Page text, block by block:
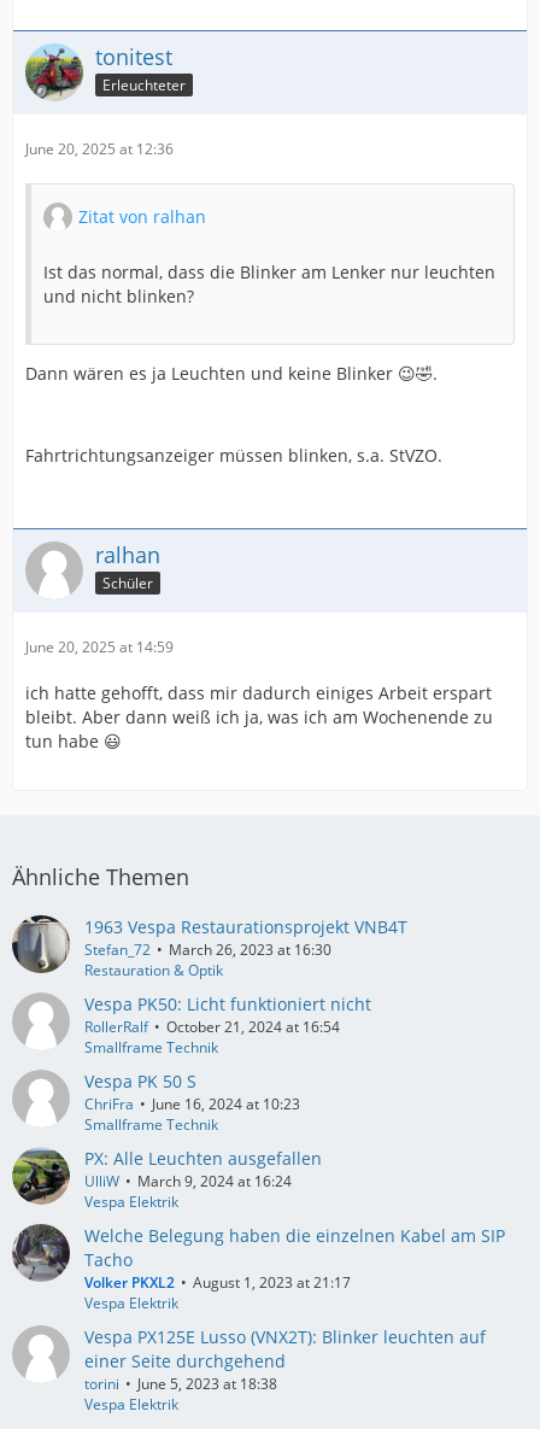
tonitest
Erleuchteter
June 20, 2025 at 12:36
Zitat von ralhan
Ist das normal, dass die Blinker am Lenker nur leuchten
und nicht blinken?
Dann wären es ja Leuchten und keine Blinker 😉🤣.
Fahrtrichtungsanzeiger müssen blinken, s.a. StVZO.
ralhan
Schüler
June 20, 2025 at 14:59
ich hatte gehofft, dass mir dadurch einiges Arbeit erspart
bleibt. Aber dann weiß ich ja, was ich am Wochenende zu
tun habe 😃
Ähnliche Themen
1963 Vespa Restaurationsprojekt VNB4T
Stefan_72
March 26, 2023 at 16:30
Restauration & Optik
Vespa PK50: Licht funktioniert nicht
RollerRalf
October 21, 2024 at 16:54
Smallframe Technik
Vespa PK 50 S
ChriFra
June 16, 2024 at 10:23
Smallframe Technik
PX: Alle Leuchten ausgefallen
UlliW
March 9, 2024 at 16:24
Vespa Elektrik
Welche Belegung haben die einzelnen Kabel am SIP
Tacho
Volker PKXL2
August 1, 2023 at 21:17
Vespa Elektrik
Vespa PX125E Lusso (VNX2T): Blinker leuchten auf
einer Seite durchgehend
torini
June 5, 2023 at 18:38
Vespa Elektrik